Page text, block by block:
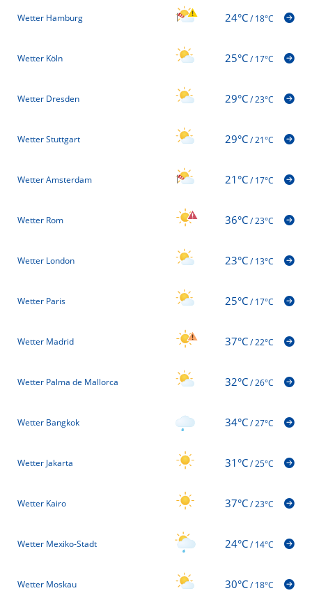
Wetter Hamburg 24°C/18°C
Wetter Köln 25°C/17°C
Wetter Dresden 29°C/23°C
Wetter Stuttgart 29°C/21°C
Wetter Amsterdam 21°C/17°C
Wetter Rom 36°C/23°C
Wetter London 23°C/13°C
Wetter Paris 25°C/17°C
Wetter Madrid 37°C/22°C
Wetter Palma de Mallorca 32°C/26°C
Wetter Bangkok 34°C/27°C
Wetter Jakarta 31°C/25°C
Wetter Kairo 37°C/23°C
Wetter Mexiko-Stadt 24°C/14°C
Wetter Moskau 30°C/18°C